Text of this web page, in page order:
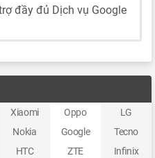
đầy đủ Dịch vụ Google
Xiaomi Oppo
LG
Nokia Google
Tecno
HTC ZTE
Infinix